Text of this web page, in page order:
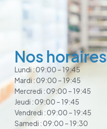
Nos horaires
Lundi : 09:00 – 19:45
Mardi : 09:00 – 19:45
Mercredi : 09:00 – 19:45
Jeudi : 09:00 – 19:45
Vendredi : 09:00 – 19:45
Samedi : 09:00 – 19:30